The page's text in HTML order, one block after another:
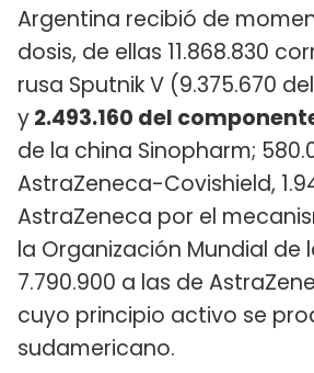
Argentina recibió de
dosis, de ellas 11.868.830
rusa Sputnik V (9.375.670
y2.493.160 del
de la china Sinopharm;
AstraZeneca-Covishield,
AstraZeneca por el
la Organización Mundial de
7.790.900 a las de
cuyo principio activo se
sudamericano.